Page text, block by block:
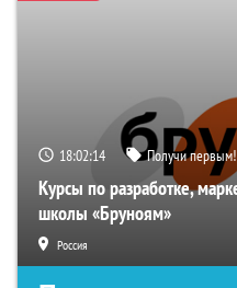
18:02:13 Получи первым!
Курсы по разработке,
школы «Бруноям»
Россия